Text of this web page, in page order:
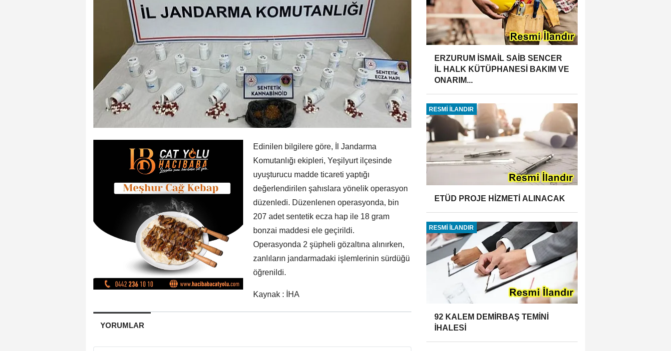
Edinilen bilgilere göre, İl Jandarma
Komutanlığı ekipleri, Yeşilyurt ilçesinde
uyuşturucu madde ticareti yaptığı
değerlendirilen şahıslara yönelik operasyon
düzenledi. Düzenlenen operasyonda, bin
207 adet sentetik ecza hap ile 18 gram
bonzai maddesi ele geçirildi.
Operasyonda 2 şüpheli gözaltına alınırken,
zanlıların jandarmadaki işlemlerinin sürdüğü
öğrenildi.
Kaynak : İHA
YORUMLAR
ERZURUM İSMAİL SAİB SENCER
İL HALK KÜTÜPHANESİ BAKIM VE
ONARIM...
RESMİ İLANDIR
ETÜD PROJE HİZMETİ ALINACAK
RESMİ İLANDIR
92 KALEM DEMİRBAŞ TEMİNİ
İHALESİ